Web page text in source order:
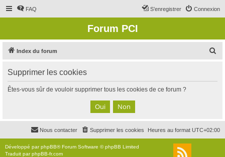
FAQ Connexion
S’enregistrer
Forum PCI
Index du forum
c
Supprimer les cookies
Êtes-vous sûr de vouloir supprimer tous les cookies de ce forum ?
Heures au format UTC+02:00
Supprimer les cookies
Nous contacter
Développé parphpBB® Forum Software © phpBB Limited
Traduit parphpBB-fr.com